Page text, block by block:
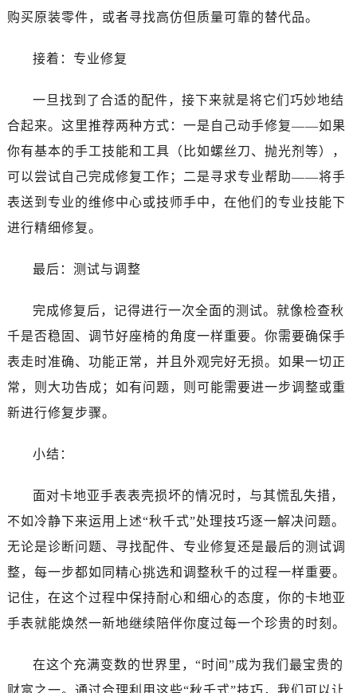
购买原装零件，或者寻找高仿但质量可靠的替代品。
接着：专业修复
一旦找到了合适的配件，接下来就是将它们巧妙地结
合起来。这里推荐两种方式：一是自己动手修复——如果
你有基本的手工技能和工具（比如螺丝刀、抛光剂等），
可以尝试自己完成修复工作；二是寻求专业帮助——将手
表送到专业的维修中心或技师手中，在他们的专业技能下
进行精细修复。
最后：测试与调整
完成修复后，记得进行一次全面的测试。就像检查秋
千是否稳固、调节好座椅的角度一样重要。你需要确保手
表走时准确、功能正常，并且外观完好无损。如果一切正
常，则大功告成；如有问题，则可能需要进一步调整或重
新进行修复步骤。
小结：
面对卡地亚手表表壳损坏的情况时，与其慌乱失措，
不如冷静下来运用上述“秋千式”处理技巧逐一解决问题。
无论是诊断问题、寻找配件、专业修复还是最后的测试调
整，每一步都如同精心挑选和调整秋千的过程一样重要。
记住，在这个过程中保持耐心和细心的态度，你的卡地亚
手表就能焕然一新地继续陪伴你度过每一个珍贵的时刻。
在这个充满变数的世界里，“时间”成为我们最宝贵的